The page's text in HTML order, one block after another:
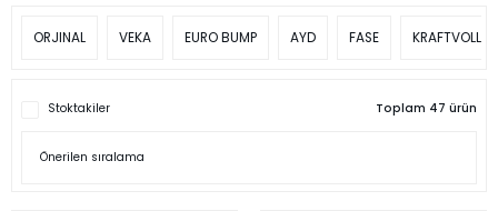
ORJINAL VEKA EURO BUMP AYD FASE KRAFTVOLL
Stoktakiler Toplam 47 ürün